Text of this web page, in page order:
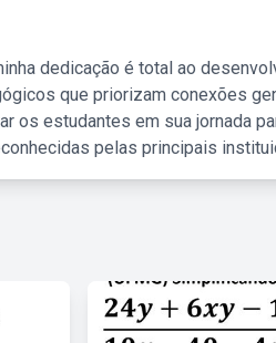
dedicação é total ao
que priorizam conexões
os estudantes em sua jornada
pelas principais